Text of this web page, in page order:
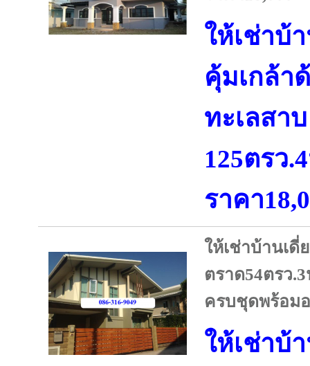
ให้เช่าบ้
คุ้มเกล้า
ทะเลสาบ
125ตรว
ราคา
ให้เช่าบ้านเ
ตราด54ตรว
ครบชุดพร้อม
ให้เช่าบ้